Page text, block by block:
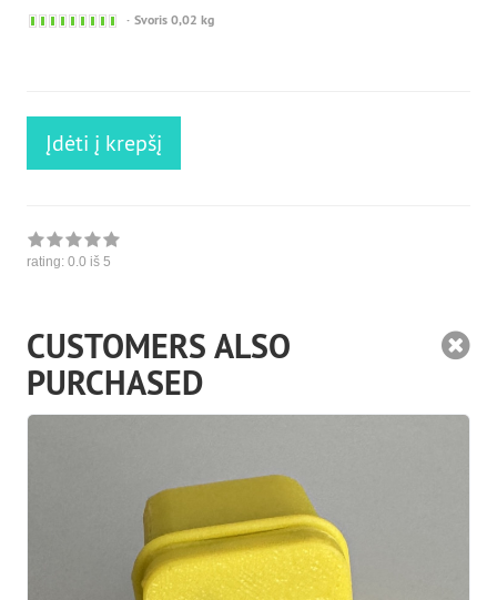
Sofort
Svoris 0,02 kg
Įdėti į krepšį
rating: 0.0 iš 5
CUSTOMERS ALSO
PURCHASED